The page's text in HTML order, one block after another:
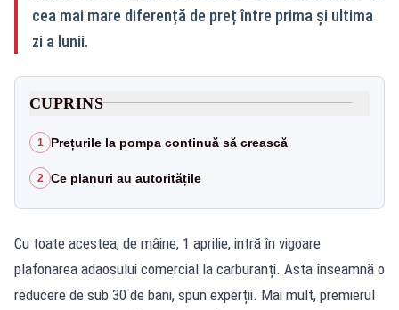
cea mai mare diferență de preț între prima și ultima
zi a lunii.
CUPRINS
1 Prețurile la pompa continuă să crească
2 Ce planuri au autoritățile
Cu toate acestea, de mâine, 1 aprilie, intră în vigoare
plafonarea adaosului comercial la carburanți. Asta înseamnă o
reducere de sub 30 de bani, spun experții. Mai mult, premierul